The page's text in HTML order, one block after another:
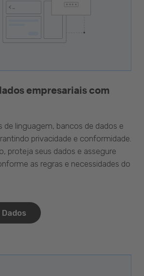
empresariais com
de linguagem, bancos de dados e
privacidade e conformidade.
proteja seus dados e assegure
as regras e necessidades do